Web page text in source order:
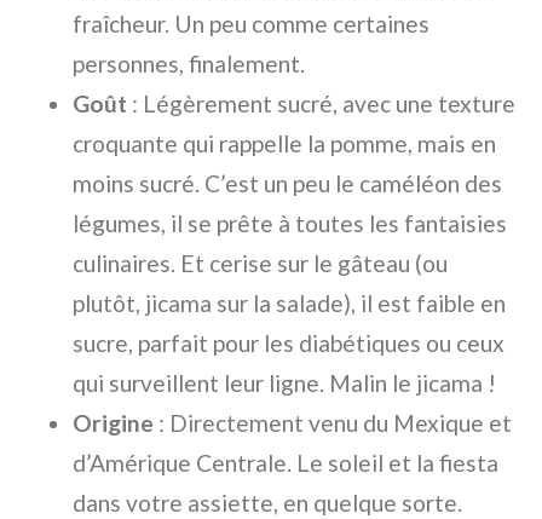
fraîcheur. Un peu comme certaines
personnes, finalement.
Goût : Légèrement sucré, avec une texture
croquante qui rappelle la pomme, mais en
moins sucré. C’est un peu le caméléon des
légumes, il se prête à toutes les fantaisies
culinaires. Et cerise sur le gâteau (ou
plutôt, jicama sur la salade), il est faible en
sucre, parfait pour les diabétiques ou ceux
qui surveillent leur ligne. Malin le jicama !
Origine : Directement venu du Mexique et
d’Amérique Centrale. Le soleil et la fiesta
dans votre assiette, en quelque sorte.